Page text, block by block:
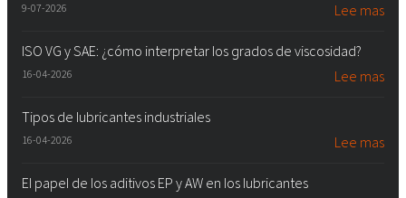
9-07-2026 Lee mas
ISO VG y SAE: ¿cómo interpretar los grados de viscosidad?
16-04-2026 Lee mas
Tipos de lubricantes industriales
16-04-2026 Lee mas
El papel de los aditivos EP y AW en los lubricantes